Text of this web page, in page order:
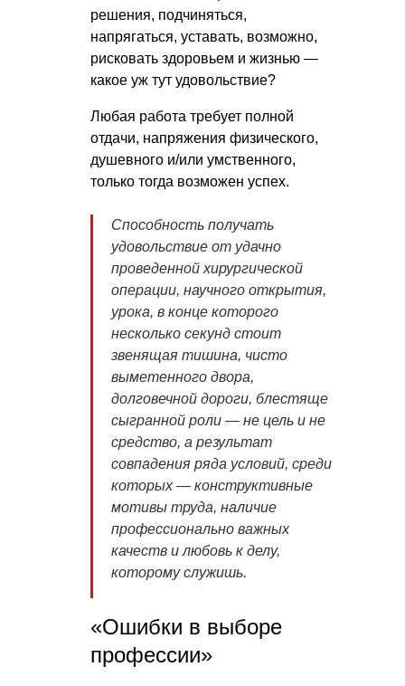
решения, подчиняться,
напрягаться, уставать, возможно,
рисковать здоровьем и жизнью —
какое уж тут удовольствие?
Любая работа требует полной
отдачи, напряжения физического,
душевного и/или умственного,
только тогда возможен успех.
Способность получать
удовольствие от удачно
проведенной хирургической
операции, научного открытия,
урока, в конце которого
несколько секунд стоит
звенящая тишина, чисто
выметенного двора,
долговечной дороги, блестяще
сыгранной роли — не цель и не
средство, а результат
совпадения ряда условий, среди
которых — конструктивные
мотивы труда, наличие
профессионально важных
качеств и любовь к делу,
которому служишь.
«Ошибки в выборе
профессии»